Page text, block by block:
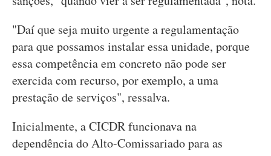
"Daí que seja muito urgente a regulamentação
para que possamos instalar essa unidade, porque
essa competência em concreto não pode ser
exercida com recurso, por exemplo, a uma
prestação de serviços", ressalva.
Inicialmente, a CICDR funcionava na
dependência do Alto-Comissariado para as